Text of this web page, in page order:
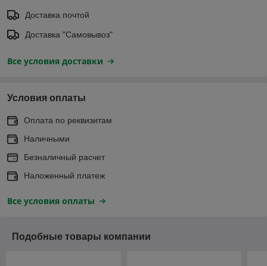
Доставка почтой
Доставка "Самовывоз"
Все условия доставки
Условия оплаты
Оплата по реквизитам
Наличными
Безналичный расчет
Наложенный платеж
Все условия оплаты
Подобные товары компании